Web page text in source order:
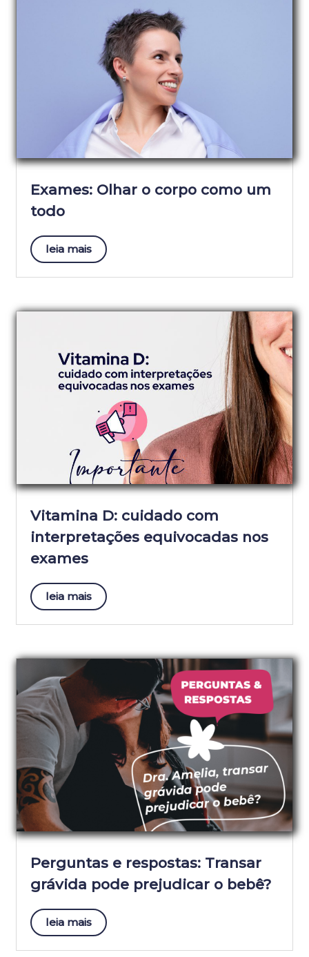
Exames: Olhar o corpo como um
todo
leia mais
Vitamina D: cuidado com
interpretações equivocadas nos
exames
leia mais
Perguntas e respostas: Transar
grávida pode prejudicar o bebê?
leia mais